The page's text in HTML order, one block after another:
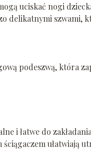
uciskać nogi
delikatnymi szwami,
podeszwą, która
i łatwe do
ułatwiają